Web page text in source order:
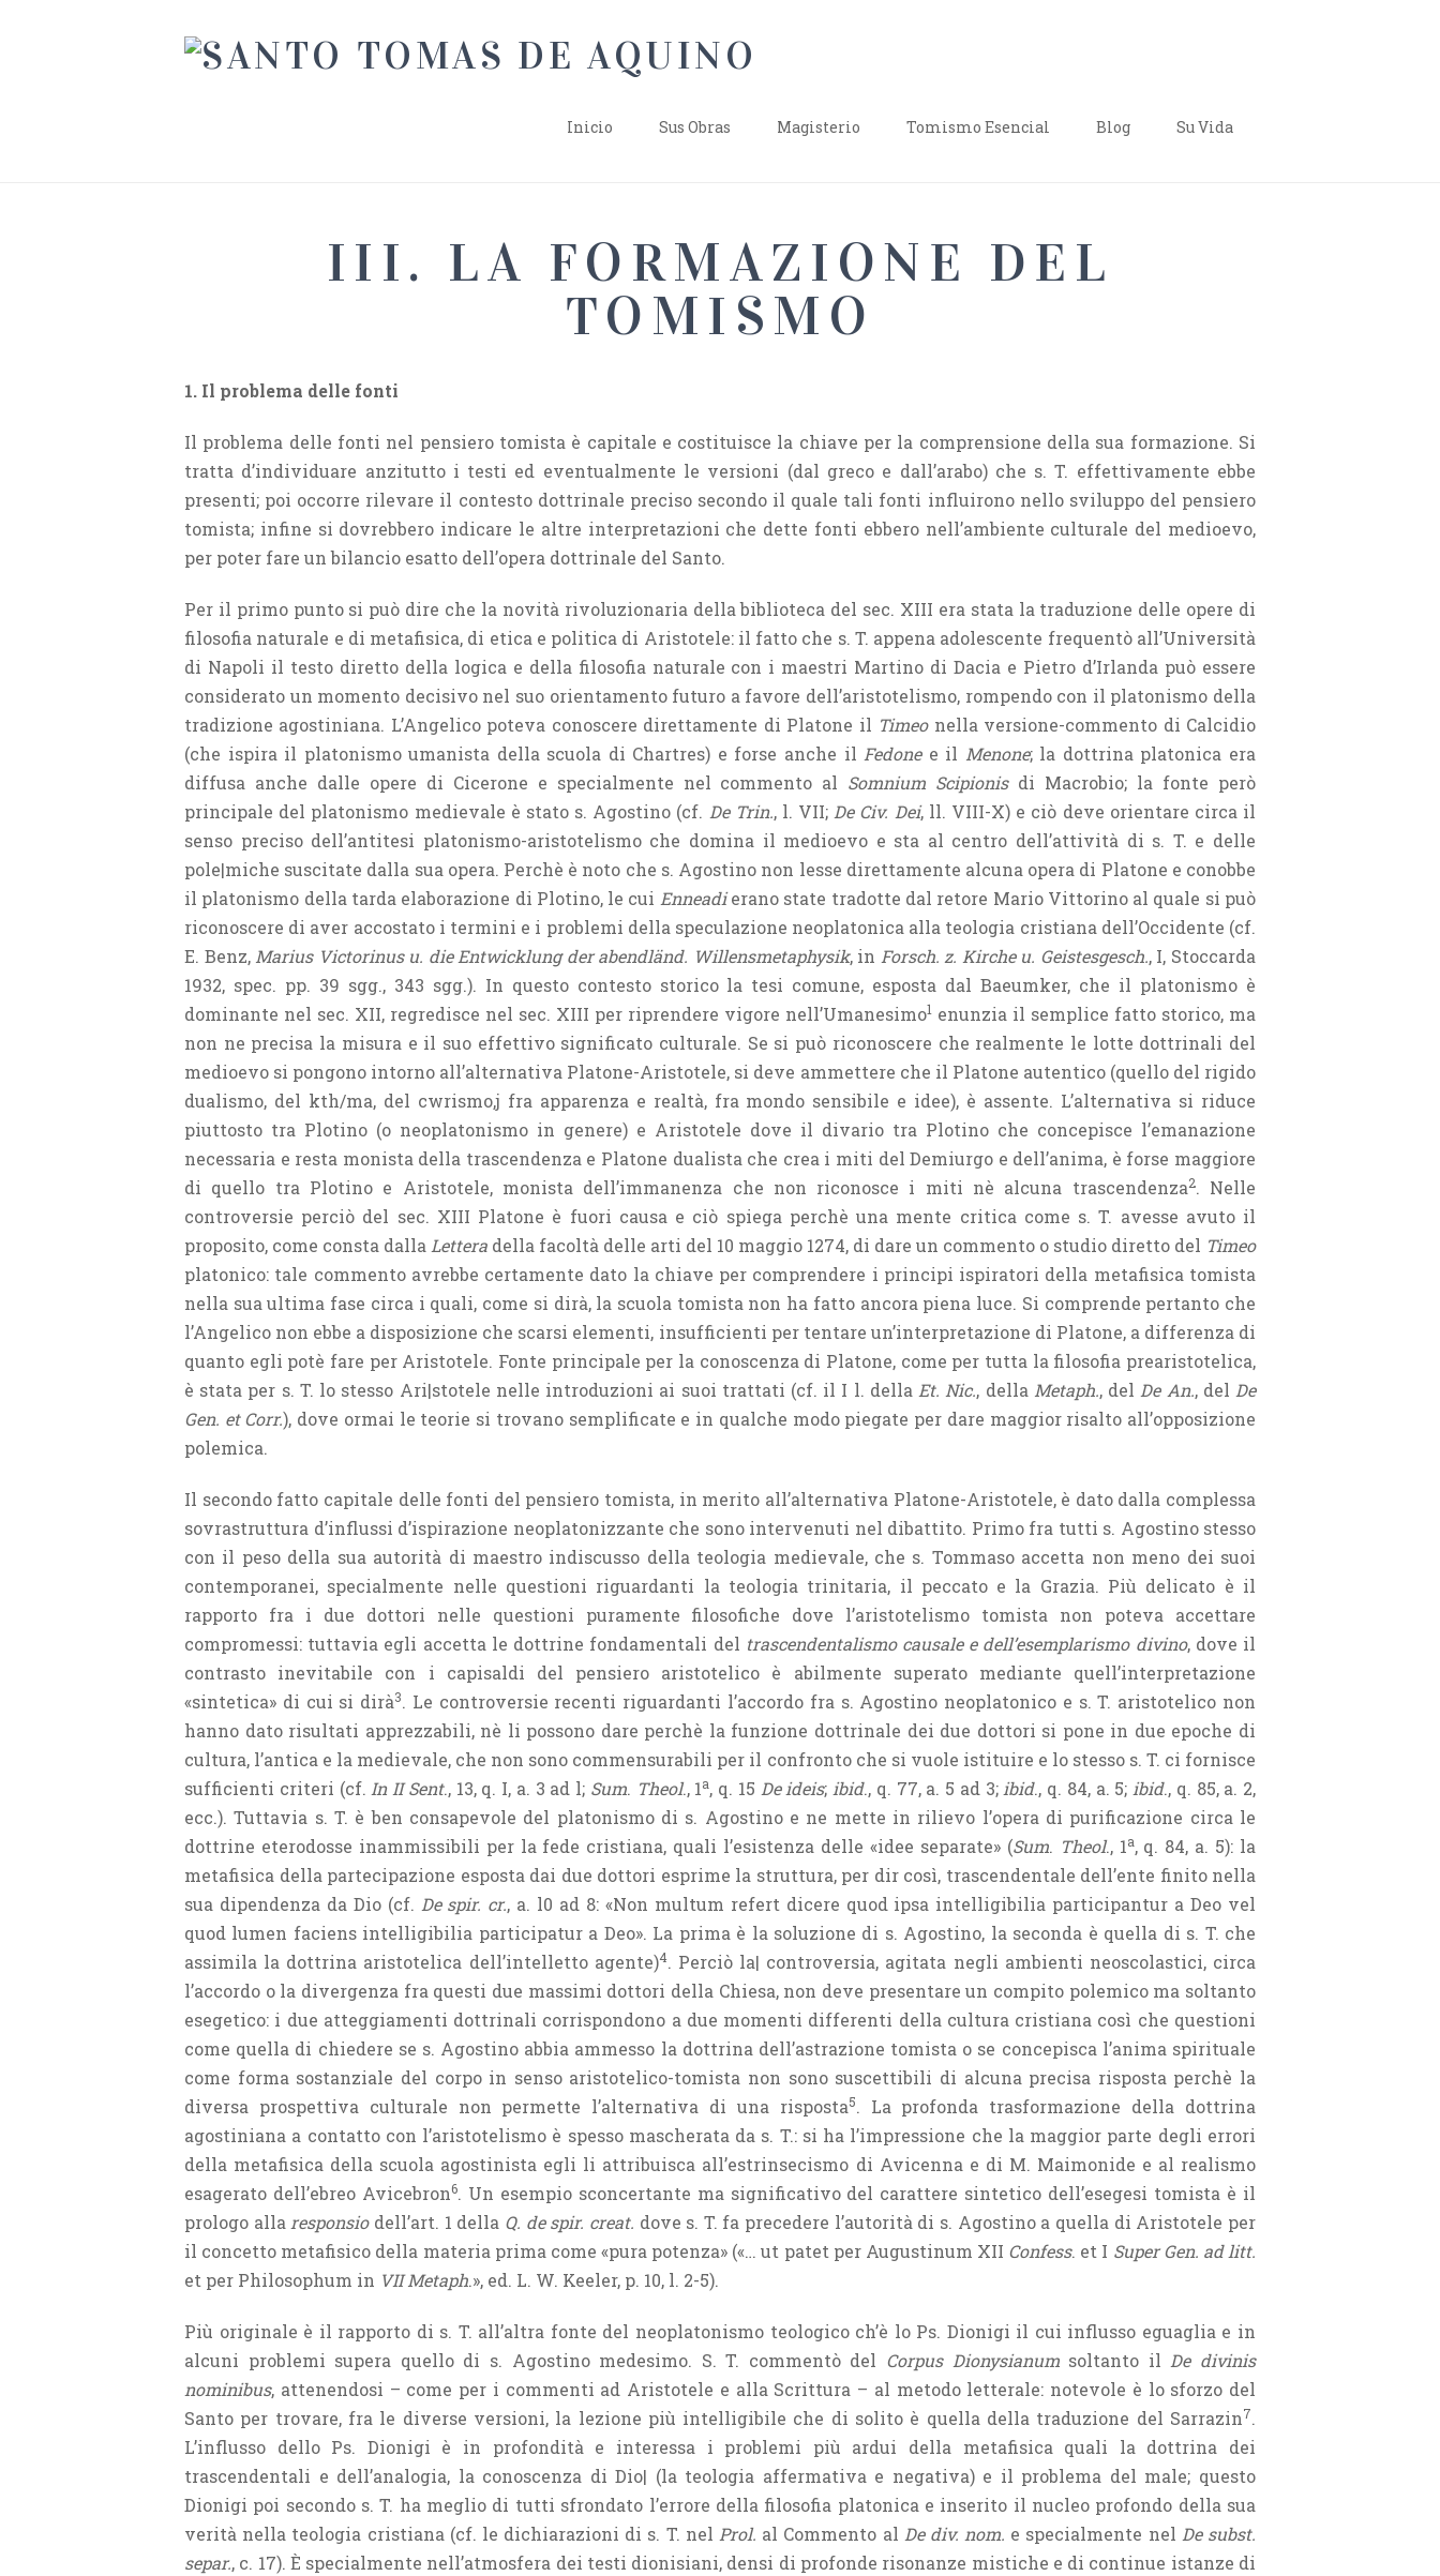
Inicio Sus Obras Magisterio Tomismo Esencial Blog Su Vida
III. LA FORMAZIONE DEL
TOMISMO
1. Il problema delle fonti
Il problema delle fonti nel pensiero tomista è capitale e costituisce la chiave per la comprensione della sua formazione. Si
tratta d’individuare anzitutto i testi ed eventualmente le versioni (dal greco e dall’arabo) che s. T. effettivamente ebbe
presenti; poi occorre rilevare il contesto dottrinale preciso secondo il quale tali fonti influirono nello sviluppo del pensiero
tomista; infine si dovrebbero indicare le altre interpretazioni che dette fonti ebbero nell’ambiente culturale del medioevo,
per poter fare un bilancio esatto dell’opera dottrinale del Santo.
Per il primo punto si può dire che la novità rivoluzionaria della biblioteca del sec. XIII era stata la traduzione delle opere di
filosofia naturale e di metafisica, di etica e politica di Aristotele: il fatto che s. T. appena adolescente frequentò all’Università
di Napoli il testo diretto della logica e della filosofia naturale con i maestri Martino di Dacia e Pietro d’Irlanda può essere
considerato un momento decisivo nel suo orientamento futuro a favore dell’aristotelismo, rompendo con il platonismo della
tradizione agostiniana. L’Angelico poteva conoscere direttamente di Platone il Timeonella versione-commento di Calcidio
(che ispira il platonismo umanista della scuola di Chartres) e forse anche il Fedonee il Menone; la dottrina platonica era
diffusa anche dalle opere di Cicerone e specialmente nel commento al Somnium Scipionisdi Macrobio; la fonte però
principale del platonismo medievale è stato s. Agostino (cf. De Trin., l. VII; De Civ. Dei, ll. VIII-X) e ciò deve orientare circa il
senso preciso dell’antitesi platonismo-aristotelismo che domina il medioevo e sta al centro dell’attività di s. T. e delle
pole|miche suscitate dalla sua opera. Perchè è noto che s. Agostino non lesse direttamente alcuna opera di Platone e conobbe
il platonismo della tarda elaborazione di Plotino, le cui Enneadierano state tradotte dal retore Mario Vittorino al quale si può
riconoscere di aver accostato i termini e i problemi della speculazione neoplatonica alla teologia cristiana dell’Occidente (cf.
E. Benz, Marius Victorinus u. die Entwicklung der abendländ. Willensmetaphysik, in Forsch. z. Kirche u. Geistesgesch., I, Stoccarda
1932, spec. pp. 39 sgg., 343 sgg.). In questo contesto storico la tesi comune, esposta dal Baeumker, che il platonismo è
dominante nel sec. XII, regredisce nel sec. XIII per riprendere vigore nell’Umanesimo1 enunzia il semplice fatto storico, ma
non ne precisa la misura e il suo effettivo significato culturale. Se si può riconoscere che realmente le lotte dottrinali del
medioevo si pongono intorno all’alternativa Platone-Aristotele, si deve ammettere che il Platone autentico (quello del rigido
dualismo, del kth/ma, del cwrismo,j fra apparenza e realtà, fra mondo sensibile e idee), è assente. L’alternativa si riduce
piuttosto tra Plotino (o neoplatonismo in genere) e Aristotele dove il divario tra Plotino che concepisce l’emanazione
necessaria e resta monista della trascendenza e Platone dualista che crea i miti del Demiurgo e dell’anima, è forse maggiore
di quello tra Plotino e Aristotele, monista dell’immanenza che non riconosce i miti nè alcuna trascendenza2. Nelle
controversie perciò del sec. XIII Platone è fuori causa e ciò spiega perchè una mente critica come s. T. avesse avuto il
proposito, come consta dalla Lettera della facoltà delle arti del 10 maggio 1274, di dare un commento o studio diretto del Timeo
platonico: tale commento avrebbe certamente dato la chiave per comprendere i principi ispiratori della metafisica tomista
nella sua ultima fase circa i quali, come si dirà, la scuola tomista non ha fatto ancora piena luce. Si comprende pertanto che
l’Angelico non ebbe a disposizione che scarsi elementi, insufficienti per tentare un’interpretazione di Platone, a differenza di
quanto egli potè fare per Aristotele. Fonte principale per la conoscenza di Platone, come per tutta la filosofia prearistotelica,
è stata per s. T. lo stesso Ari|stotele nelle introduzioni ai suoi trattati (cf. il I l. della Et. Nic., della Metaph., del De An., del De
Gen. et Corr.), dove ormai le teorie si trovano semplificate e in qualche modo piegate per dare maggior risalto all’opposizione
polemica.
Il secondo fatto capitale delle fonti del pensiero tomista, in merito all’alternativa Platone-Aristotele, è dato dalla complessa
sovrastruttura d’influssi d’ispirazione neoplatonizzante che sono intervenuti nel dibattito. Primo fra tutti s. Agostino stesso
con il peso della sua autorità di maestro indiscusso della teologia medievale, che s. Tommaso accetta non meno dei suoi
contemporanei, specialmente nelle questioni riguardanti la teologia trinitaria, il peccato e la Grazia. Più delicato è il
rapporto fra i due dottori nelle questioni puramente filosofiche dove l’aristotelismo tomista non poteva accettare
compromessi: tuttavia egli accetta le dottrine fondamentali del trascendentalismo causale e dell’esemplarismo divino, dove il
contrasto inevitabile con i capisaldi del pensiero aristotelico è abilmente superato mediante quell’interpretazione
«sintetica» di cui si dirà3. Le controversie recenti riguardanti l’accordo fra s. Agostino neoplatonico e s. T. aristotelico non
hanno dato risultati apprezzabili, nè li possono dare perchè la funzione dottrinale dei due dottori si pone in due epoche di
cultura, l’antica e la medievale, che non sono commensurabili per il confronto che si vuole istituire e lo stesso s. T. ci fornisce
sufficienti criteri (cf. In II Sent., 13, q. I, a. 3 ad l; Sum. Theol., 1a, q. 15 De ideis; ibid., q. 77, a. 5 ad 3; ibid., q. 84, a. 5; ibid., q. 85, a. 2,
ecc.). Tuttavia s. T. è ben consapevole del platonismo di s. Agostino e ne mette in rilievo l’opera di purificazione circa le
dottrine eterodosse inammissibili per la fede cristiana, quali l’esistenza delle «idee separate» (Sum. Theol., 1a, q. 84, a. 5): la
metafisica della partecipazione esposta dai due dottori esprime la struttura, per dir così, trascendentale dell’ente finito nella
sua dipendenza da Dio (cf. De spir. cr., a. l0 ad 8: «Non multum refert dicere quod ipsa intelligibilia participantur a Deo vel
quod lumen faciens intelligibilia participatur a Deo». La prima è la soluzione di s. Agostino, la seconda è quella di s. T. che
assimila la dottrina aristotelica dell’intelletto agente)4. Perciò la| controversia, agitata negli ambienti neoscolastici, circa
l’accordo o la divergenza fra questi due massimi dottori della Chiesa, non deve presentare un compito polemico ma soltanto
esegetico: i due atteggiamenti dottrinali corrispondono a due momenti differenti della cultura cristiana così che questioni
come quella di chiedere se s. Agostino abbia ammesso la dottrina dell’astrazione tomista o se concepisca l’anima spirituale
come forma sostanziale del corpo in senso aristotelico-tomista non sono suscettibili di alcuna precisa risposta perchè la
diversa prospettiva culturale non permette l’alternativa di una risposta5. La profonda trasformazione della dottrina
agostiniana a contatto con l’aristotelismo è spesso mascherata da s. T.: si ha l’impressione che la maggior parte degli errori
della metafisica della scuola agostinista egli li attribuisca all’estrinsecismo di Avicenna e di M. Maimonide e al realismo
esagerato dell’ebreo Avicebron6. Un esempio sconcertante ma significativo del carattere sintetico dell’esegesi tomista è il
prologo alla responsiodell’art. 1 della Q. de spir. creat. dove s. T. fa precedere l’autorità di s. Agostino a quella di Aristotele per
il concetto metafisico della materia prima come «pura potenza» («… ut patet per Augustinum XII Confess. et I Super Gen. ad litt.
et per Philosophum in VII Metaph.», ed. L. W. Keeler, p. 10, l. 2-5).
Più originale è il rapporto di s. T. all’altra fonte del neoplatonismo teologico ch’è lo Ps. Dionigi il cui influsso eguaglia e in
alcuni problemi supera quello di s. Agostino medesimo. S. T. commentò del Corpus Dionysianumsoltanto il De divinis
nominibus, attenendosi – come per i commenti ad Aristotele e alla Scrittura – al metodo letterale: notevole è lo sforzo del
Santo per trovare, fra le diverse versioni, la lezione più intelligibile che di solito è quella della traduzione del Sarrazin7.
L’influsso dello Ps. Dionigi è in profondità e interessa i problemi più ardui della metafisica quali la dottrina dei
trascendentali e dell’analogia, la conoscenza di Dio| (la teologia affermativa e negativa) e il problema del male; questo
Dionigi poi secondo s. T. ha meglio di tutti sfrondato l’errore della filosofia platonica e inserito il nucleo profondo della sua
verità nella teologia cristiana (cf. le dichiarazioni di s. T. nel Prol. al Commento al De div. nom. e specialmente nel De subst.
separ., c. 17). È specialmente nell’atmosfera dei testi dionisiani, densi di profonde risonanze mistiche e di continue istanze di